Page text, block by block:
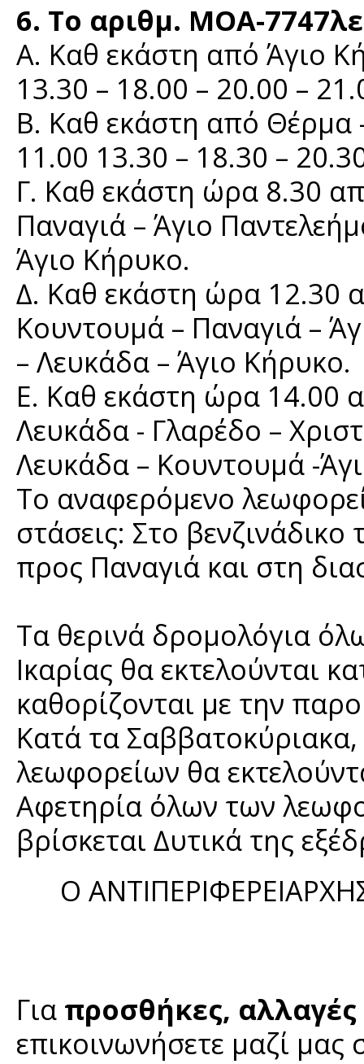
6. Το αριθμ. ΜΟΑ-
Α. Καθ εκάστη από Άγιο
13.30 – 18.00 – 20.00 –
Β. Καθ εκάστη από Θέρμα
11.00 13.30 – 18.30 –
Γ. Καθ εκάστη ώρα 8.30
Παναγιά – Άγιο
Άγιο Κήρυκο.
∆. Καθ εκάστη ώρα 12.30
Κουντουμά – Παναγιά –
– Λευκάδα – Άγιο Κήρυκο.
Ε. Καθ εκάστη ώρα 14.00
Λευκάδα - Γλαρέδο –
Λευκάδα – Κουντουμά -
Το αναφερόμενο
στάσεις: Στο
προς Παναγιά και στη
Τα θερινά δρομολόγια
Ικαρίας θα εκτελούνται
καθορίζονται με την
Κατά τα
λεωφορείων θα
Αφετηρία όλων των
βρίσκεται ∆υτικά της
Ο
Για προσθήκες, αλλαγές
επικοινωνήσετε μαζί μας